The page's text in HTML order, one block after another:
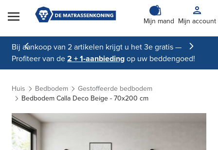
Skip to Content
Mijn mand Mijn account
Bij aankoop van 2 artikelen krijgt u het 3e gratis —
Profiteer van de2 + 1-aanbiedingop uw beddengoed!
Huis Bedbodem
Gestoffeerde bedbodem
Bedbodem Calla Deco Beige - 70x200 cm